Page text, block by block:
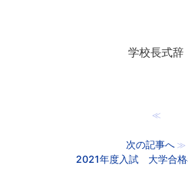
学校長式辞
≪
次の記事へ ≫
2021年度入試 大学合格